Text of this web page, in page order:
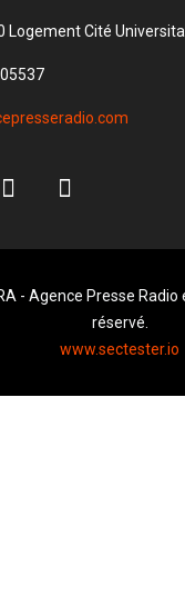
Logement Cité
- Agence Presse Radio
réservé.
www.sectester.io